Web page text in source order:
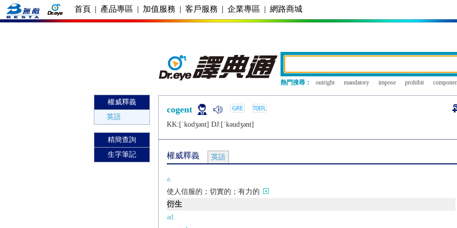
首頁 | 產品專區 | 加值服務 | 客戶服務 | 企業專區 | 網路商城
熱門搜尋： outright mandatory impose prohibit
權威釋義
英語
精簡查詢
生字筆記
cogent
KK:[ˈkodʒǝnt] DJ:[ˈkǝudʒǝnt]
權威釋義 英語
a.
使人信服的；切實的；有力的
衍生
ad.